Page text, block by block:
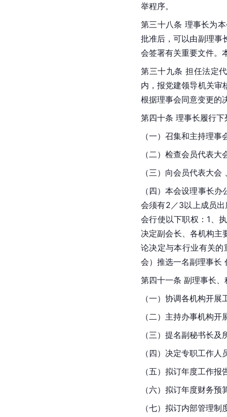
举程序。
第三十八条 理事长为
批准后，可以由副理事
会签署有关重要文件。
第三十九条 担任法定
内，报党建领导机关审
根据理事会同意变更的
第四十条 理事长履行下
（一）召集和主持理
（二）检查会员代表
（三）向会员代表大
（四）本会设理事长
会须有2／3以上成员
会行使以下职权：1、
决定副会长、各机构主
论决定与本行业有关
会）推选一名副理事长
第四十一条 副理事长
（一）协调各机构开展
（二）主持办事机构开
（三）提名副秘书长
（四）决定专职工作人
（五）拟订年度工作
（六）拟订年度财务
（七）拟订内部管理